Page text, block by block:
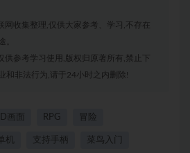
网收集整理,仅供大家参考、学习,不存在
。
供参考学习使用,版权归原著所有,禁止下
和非法行为,请于24小时之内删除!
画面 RPG 冒险
机 支持手柄 菜鸟入门